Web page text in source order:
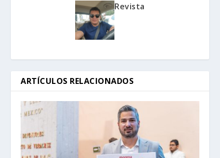
Revista
ARTÍCULOS RELACIONADOS